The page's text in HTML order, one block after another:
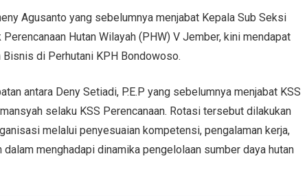
Agusanto yang sebelumnya menjabat Kepala Sub Seksi
Hutan Wilayah (PHW) V Jember, kini mendapat
di Perhutani KPH Bondowoso.
antara Deny Setiadi, P.E.P yang sebelumnya menjabat KSS
selaku KSS Perencanaan. Rotasi tersebut dilakukan
melalui penyesuaian kompetensi, pengalaman kerja,
menghadapi dinamika pengelolaan sumber daya hutan